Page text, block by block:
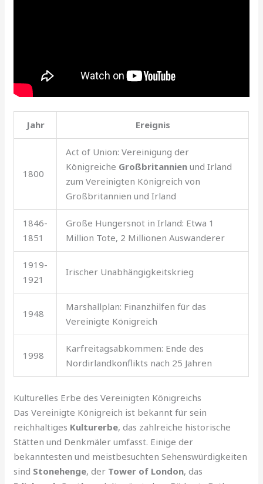
Jahr Ereignis
1800
Act of Union: Vereinigung der
Königreiche Großbritannien und Irland
zum Vereinigten Königreich von
Großbritannien und Irland
1846-
1851
Große Hungersnot in Irland: Etwa 1
Million Tote, 2 Millionen Auswanderer
1919-
1921
Irischer Unabhängigkeitskrieg
1948
Marshallplan: Finanzhilfen für das
Vereinigte Königreich
1998
Karfreitagsabkommen: Ende des
Nordirlandkonflikts nach 25 Jahren
Kulturelles Erbe des Vereinigten Königreichs
Das Vereinigte Königreich ist bekannt für sein
reichhaltiges Kulturerbe, das zahlreiche historische
Stätten und Denkmäler umfasst. Einige der
bekanntesten und meistbesuchten Sehenswürdigkeiten
sind Stonehenge, der Tower of London, das